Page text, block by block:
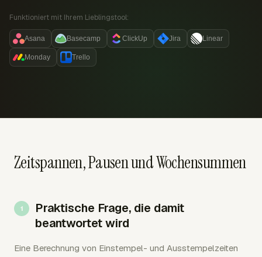
Funktioniert mit Ihrem Lieblingstool:
Asana Basecamp ClickUp Jira Linear
Monday Trello
Zeitspannen, Pausen und Wochensummen
Praktische Frage, die damit
beantwortet wird
Eine Berechnung von Einstempel- und Ausstempelzeiten